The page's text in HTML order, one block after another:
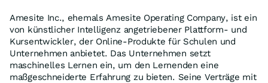
Amesite Inc., ehemals Amesite Operating Company, ist ein
von künstlicher Intelligenz angetriebener Plattform- und
Kursentwickler, der Online-Produkte für Schulen und
Unternehmen anbietet. Das Unternehmen setzt
maschinelles Lernen ein, um den Lernenden eine
maßgeschneiderte Erfahrung zu bieten. Seine Verträge mit